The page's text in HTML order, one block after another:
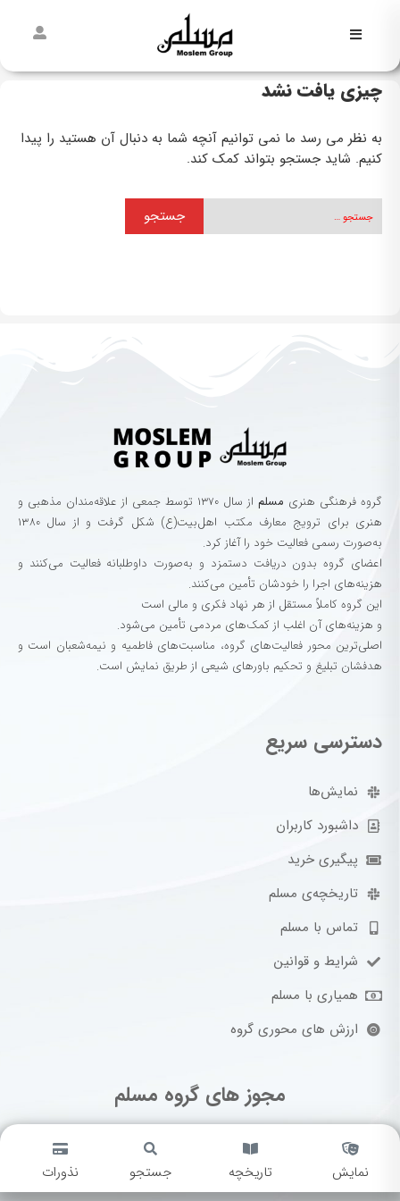
نیمه
غدیر
مسلمی‌ها
پیش از
چیزی یافت نشد
به نظر می رسد ما نمی توانیم آنچه شما به دنبال آن هستید را پیدا
کنیم. شاید جستجو بتواند کمک کند.
گروه‌ فرهنگی‌ هنری‌ مسلم
از سال ۱۳۷۰ توسط جمعی از علاقه‌مندان مذهبی و
هنری برای ترویج معارف مکتب اهل‌بیت(ع) شکل گرفت و از سال ۱۳۸۰
به‌صورت رسمی فعالیت خود را آغاز کرد.
اعضای گروه بدون دریافت دستمزد و به‌صورت داوطلبانه فعالیت می‌کنند و
هزینه‌های اجرا را خودشان تأمین می‌کنند.
این گروه کاملاً مستقل از هر نهاد فکری و مالی است
و هزینه‌های آن اغلب از کمک‌های مردمی تأمین می‌شود.
اصلی‌ترین محور فعالیت‌های گروه، مناسبت‌های فاطمیه و نیمه‌شعبان است و
هدفشان تبلیغ و تحکیم باورهای شیعی از طریق نمایش است.
دسترسی سریع
نمایش‌ها
داشبورد کاربران
پیگیری خرید
تاریخچه‌ی مسلم
تماس با مسلم
شرایط و قوانین
همیاری با مسلم
ارزش های محوری گروه
مجوز های گروه مسلم
نمایش تاریخچه جستجو نذورات